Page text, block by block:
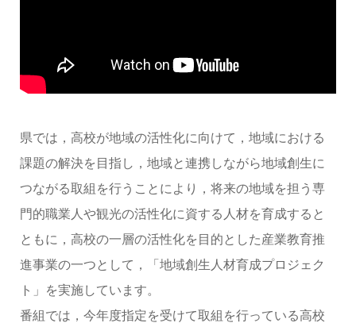
県では，高校が地域の活性化に向けて，地域における
課題の解決を目指し，地域と連携しながら地域創生に
つながる取組を行うことにより，将来の地域を担う専
門的職業人や観光の活性化に資する人材を育成すると
ともに，高校の一層の活性化を目的とした産業教育推
進事業の一つとして，「地域創生人材育成プロジェク
ト」を実施しています。
番組では，今年度指定を受けて取組を行っている高校